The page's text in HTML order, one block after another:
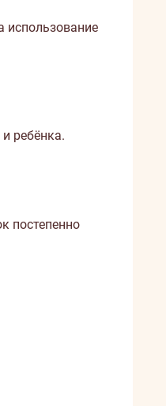
использование
ребёнка.
постепенно